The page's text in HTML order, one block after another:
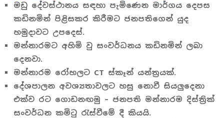
මඩු දේවස්ථානය සඳහා පැමිණෙන මාර්ගය දෙපස
කඩිනමින් පිළිසකර කිරීමට ජනපතිගෙන් යුද
හමුදාවට උපදෙස්.
මන්නාරමට අහිමි වු සංවර්ධනය කඩිනමින් ලබා
දෙනවා.
මන්නාරම රෝහලට CT ස්කෑන් යන්ත්‍රයක්.
දේශපාලන අවශ්‍යතාවලට හසු නොවී සියලුදෙනා
එක්ව රට ගොඩනඟමු – ජනපති මන්නාරම දිස්ත්‍රික්
සංවර්ධන කමිටු රැස්වීමේ දී කියයි.